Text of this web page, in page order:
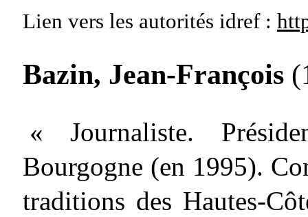
Lien vers les autorités idref :
Bazin, Jean-François
« Journaliste.
Bourgogne (en 1995).
traditions des Hautes-